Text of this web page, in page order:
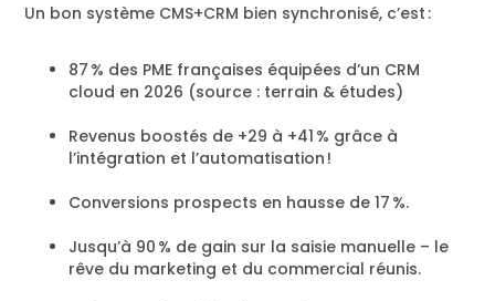
Un bon système CMS+CRM bien synchronisé, c’est :
87 % des PME françaises équipées d’un CRM
cloud en 2026 (source : terrain & études)
Revenus boostés de +29 à +41 % grâce à
l’intégration et l’automatisation !
Conversions prospects en hausse de 17 %.
Jusqu’à 90 % de gain sur la saisie manuelle – le
rêve du marketing et du commercial réunis.